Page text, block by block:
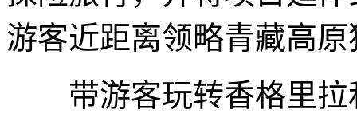
游客近距离领略青藏高
带游客玩转香格里拉